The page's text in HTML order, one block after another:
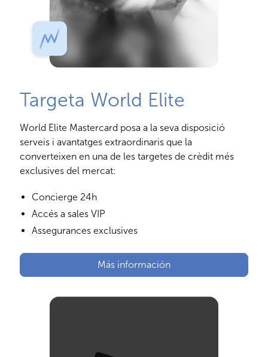
Targeta World Elite
World Elite Mastercard posa a la seva disposició
serveis i avantatges extraordinaris que la
converteixen en una de les targetes de crèdit més
exclusives del mercat:
Concierge 24h
Accés a sales VIP
Assegurances exclusives
Más información